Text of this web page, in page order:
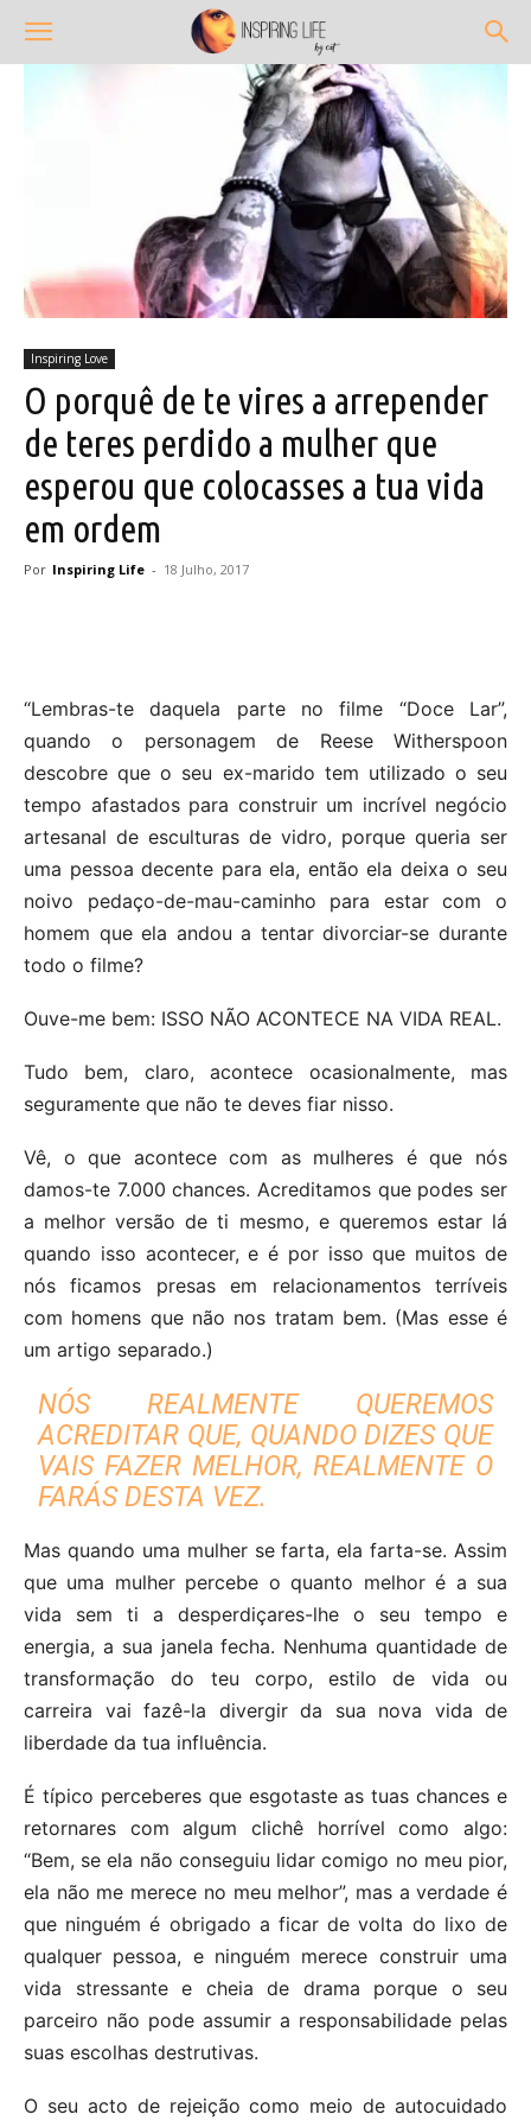
Inspiring Love
O porquê de te vires a arrepender
de teres perdido a mulher que
esperou que colocasses a tua vida
em ordem
Por Inspiring Life - 18 Julho, 2017
“Lembras-te daquela parte no filme “Doce Lar”,
quando o personagem de Reese Witherspoon
descobre que o seu ex-marido tem utilizado o seu
tempo afastados para construir um incrível negócio
artesanal de esculturas de vidro, porque queria ser
uma pessoa decente para ela, então ela deixa o seu
noivo pedaço-de-mau-caminho para estar com o
homem que ela andou a tentar divorciar-se durante
todo o filme?
Ouve-me bem: ISSO NÃO ACONTECE NA VIDA REAL.
Tudo bem, claro, acontece ocasionalmente, mas
seguramente que não te deves fiar nisso.
Vê, o que acontece com as mulheres é que nós
damos-te 7.000 chances. Acreditamos que podes ser
a melhor versão de ti mesmo, e queremos estar lá
quando isso acontecer, e é por isso que muitos de
nós ficamos presas em relacionamentos terríveis
com homens que não nos tratam bem. (Mas esse é
um artigo separado.)
NÓS REALMENTE QUEREMOS
ACREDITAR QUE, QUANDO DIZES QUE
VAIS FAZER MELHOR, REALMENTE O
FARÁS DESTA VEZ.
Mas quando uma mulher se farta, ela farta-se. Assim
que uma mulher percebe o quanto melhor é a sua
vida sem ti a desperdiçares-lhe o seu tempo e
energia, a sua janela fecha. Nenhuma quantidade de
transformação do teu corpo, estilo de vida ou
carreira vai fazê-la divergir da sua nova vida de
liberdade da tua influência.
É típico perceberes que esgotaste as tuas chances e
retornares com algum clichê horrível como algo:
“Bem, se ela não conseguiu lidar comigo no meu pior,
ela não me merece no meu melhor”, mas a verdade é
que ninguém é obrigado a ficar de volta do lixo de
qualquer pessoa, e ninguém merece construir uma
vida stressante e cheia de drama porque o seu
parceiro não pode assumir a responsabilidade pelas
suas escolhas destrutivas.
O seu acto de rejeição como meio de autocuidado